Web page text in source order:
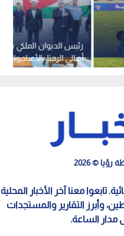
رئيس الديوان الملكي
أهالي الرمثا بالأعياد
الوطنية
© 2026
تابعوا معنا آخر الأخبار المحلية
وأبرز التقارير والمستجدات
مدار الساعة.